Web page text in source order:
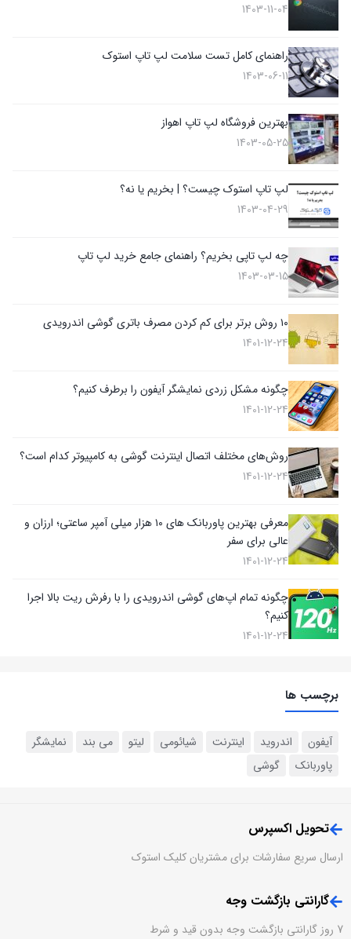
1403-11-04
راهنمای کامل تست سلامت لپ تاپ استوک
1403-06-11
بهترین فروشگاه لپ تاپ اهواز
1403-05-25
لپ تاپ استوک چیست؟ | بخریم یا نه؟
1403-04-29
چه لپ تاپی بخریم؟ راهنمای جامع خرید لپ تاپ
1403-03-15
۱۰ روش برتر برای کم کردن مصرف باتری گوشی اندرویدی
1401-12-24
چگونه مشکل زردی نمایشگر آیفون را برطرف کنیم؟
1401-12-24
روش‌های مختلف اتصال اینترنت گوشی به کامپیوتر کدام است؟
1401-12-24
معرفی بهترین پاوربانک های ۱۰ هزار میلی آمپر ساعتی؛ ارزان و
عالی برای سفر
1401-12-24
چگونه تمام اپ‌های گوشی‌ اندرویدی را با رفرش ریت بالا اجرا
کنیم؟
1401-12-24
برچسب ها
آیفون اندروید اینترنت شیائومی لیتو می بند
نمایشگر
پاوربانک
گوشی‌
تحویل اکسپرس
ارسال سریع سفارشات برای مشتریان کلیک استوک
گارانتی بازگشت وجه
7 روز گارانتی بازگشت وجه بدون قید و شرط